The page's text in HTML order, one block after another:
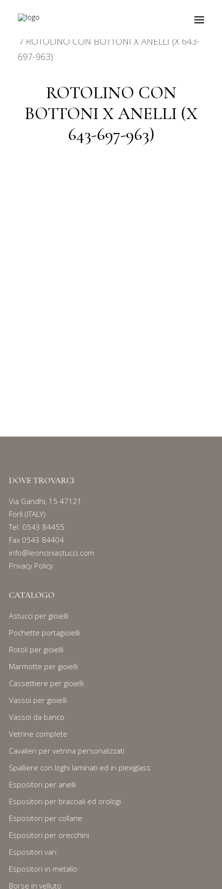
about
personalizzazioni
fiere
ROTOLINO CON BOTTONI X ANELLI (X 643-
697-963)
ROTOLINO CON
BOTTONI X ANELLI (X
643-697-963)
DOVE TROVARCI
Via Gandhi, 15 47121
Forlì (ITALY)
Tel. 0543 84455
Fax 0543 84404
info@leonciniastucci.com
Privacy Policy
CATALOGO
Astucci per gioielli
Pochette portagioielli
Rotoli per gioielli
Marmotte per gioielli
Cassettiere per gioielli
Vassoi per gioielli
Vassoi da banco
Vetrine complete
Cavalieri per vetrina personalizzati
Spalliere con loghi laminati ed in plexiglass
Espositori per anelli
Espositori per bracciali ed orologi
Espositori per collane
Espositori per orecchini
Espositori vari
Espositori in metallo
Borse in velluto